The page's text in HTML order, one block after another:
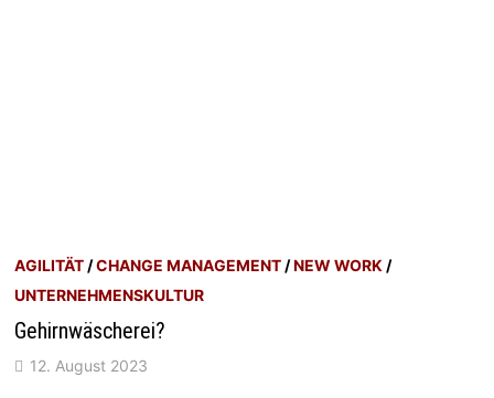
AGILITÄT /CHANGE MANAGEMENT /NEW WORK /
UNTERNEHMENSKULTUR
Gehirnwäscherei?
12. August 2023